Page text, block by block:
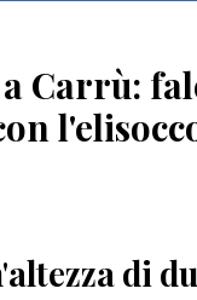
Carrù:
di